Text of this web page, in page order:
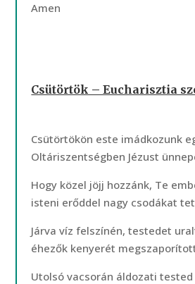
Amen
Csütörtök – Eucharisztia
Csütörtökön este imádkozunk
Oltáriszentségben Jézust
Hogy közel jöjj hozzánk, Te
isteni erőddel nagy csodákat
Járva víz felszínén, testedet
éhezők kenyerét
Utolsó vacsorán áldozati tested